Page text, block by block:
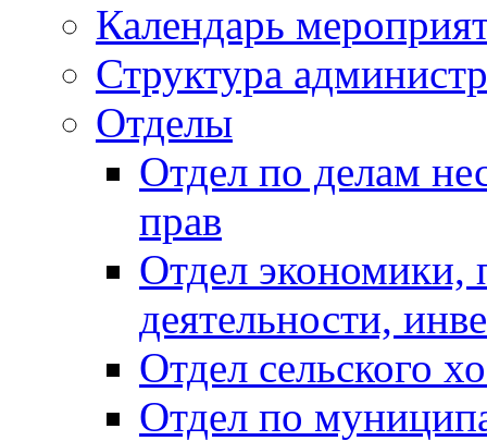
Календарь
Структура
Отделы
Отдел по делам
прав
Отдел экономики,
деятельности,
Отдел сельского
Отдел по